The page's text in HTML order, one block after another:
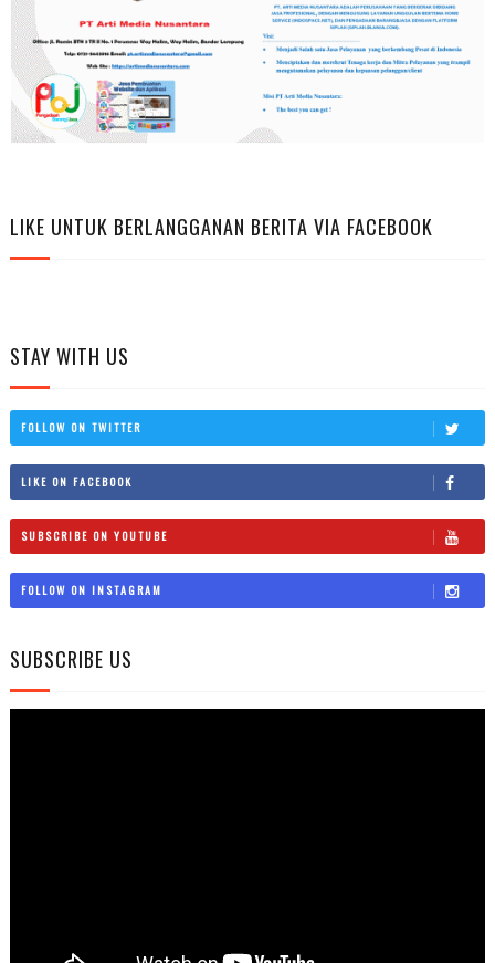
LIKE UNTUK BERLANGGANAN BERITA VIA FACEBOOK
STAY WITH US
FOLLOW ON TWITTER
LIKE ON FACEBOOK
SUBSCRIBE ON YOUTUBE
FOLLOW ON INSTAGRAM
SUBSCRIBE US